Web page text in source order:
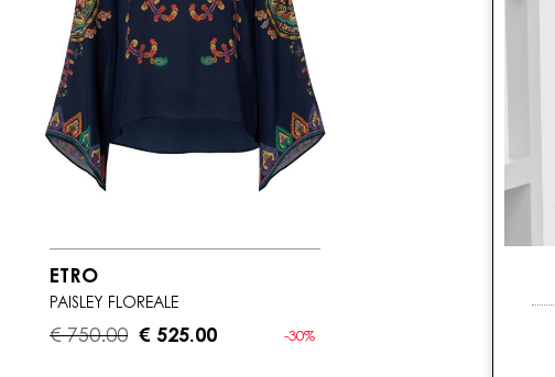
ETRO
PAISLEY FLOREALE
€ 750.00 -30%
€ 525.00